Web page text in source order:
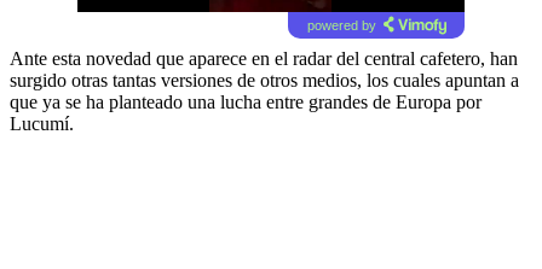
powered by
Ante esta novedad que aparece en el radar del central cafetero, han
surgido otras tantas versiones de otros medios, los cuales apuntan a
que ya se ha planteado una lucha entre grandes de Europa por
Lucumí.